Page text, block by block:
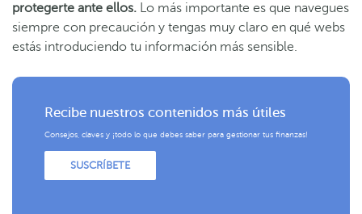
protegerte ante ellos. Lo más importante es que navegues
siempre con precaución y tengas muy claro en qué webs
estás introduciendo tu información más sensible.
Recibe nuestros contenidos más útiles
Consejos, claves y ¡todo lo que debes saber para gestionar tus finanzas!
SUSCRÍBETE